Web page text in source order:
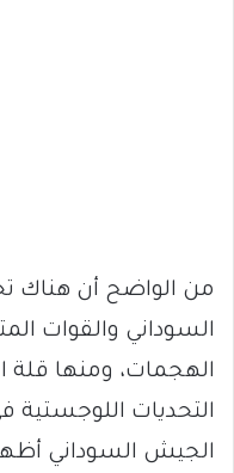
من الواضح أن هناك
السوداني والقوات
الهجمات، ومنها قلة
التحديات
الجيش السوداني